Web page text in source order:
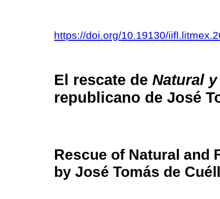
https://doi.org/10.19130/
El rescate de Natural
republicano de José
Rescue of Natural and
by José Tomás de